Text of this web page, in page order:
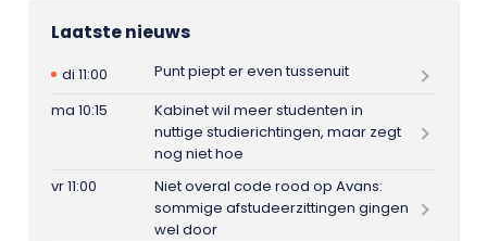
Laatste nieuws
di 11:00
Punt piept er even tussenuit
ma 10:15
Kabinet wil meer studenten in
nuttige studierichtingen, maar zegt
nog niet hoe
vr 11:00
Niet overal code rood op Avans:
sommige afstudeerzittingen gingen
wel door